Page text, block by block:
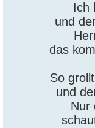
Ich
und
das
So
und
Nur